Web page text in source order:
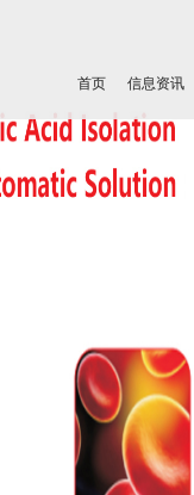
首页 信息资讯
首页 信息资讯